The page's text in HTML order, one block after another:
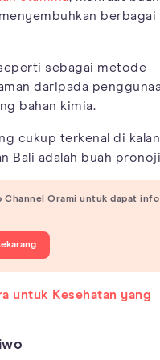
berbagai
sebagai metode
daripada
bahan kimia.
cukup terkenal di
Bali adalah buah
Channel Orami untuk dapat info
untuk Kesehatan yang